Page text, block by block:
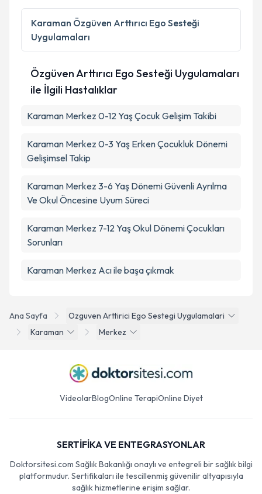
Ana Sayfa
Ozguven Arttirici Ego Sestegi Uygulamalari
Karaman
Merkez
Karaman Özgüven Arttırıcı Ego Sesteği
Uygulamaları
Özgüven Arttırıcı Ego Sesteği Uygulamaları
ile İlgili Hastalıklar
Karaman Merkez 0-12 Yaş Çocuk Gelişim Takibi
Karaman Merkez 0-3 Yaş Erken Çocukluk Dönemi
Gelişimsel Takip
Karaman Merkez 3-6 Yaş Dönemi Güvenli Ayrılma
Ve Okul Öncesine Uyum Süreci
Karaman Merkez 7-12 Yaş Okul Dönemi Çocukları
Sorunları
Karaman Merkez Acı ile başa çıkmak
VideolarBlogOnline TerapiOnline Diyet
SERTİFİKA VE ENTEGRASYONLAR
Doktorsitesi.com Sağlık Bakanlığı onaylı ve entegreli bir sağlık bilgi
platformudur. Sertifikaları ile tescillenmiş güvenilir altyapısıyla
sağlık hizmetlerine erişim sağlar.